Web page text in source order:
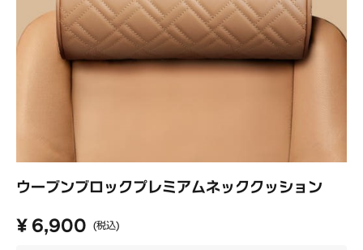
ウーブンブロックプレミアムネッククッション
¥ 6,900 (税込)